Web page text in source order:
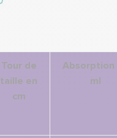
Tour de
taille en
cm
Absorption
ml